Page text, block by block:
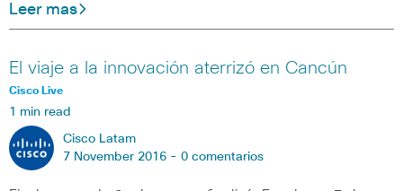
Leer mas
El viaje a la innovación aterrizó en Cancún
Cisco Live
1 min read
Cisco Latam
7 November 2016 - 0 comentarios